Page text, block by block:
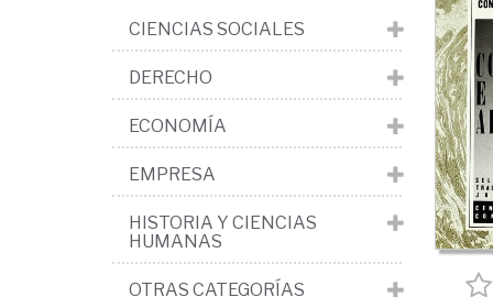
CIENCIAS SOCIALES
DERECHO
ECONOMÍA
EMPRESA
HISTORIA Y CIENCIAS
HUMANAS
OTRAS CATEGORÍAS